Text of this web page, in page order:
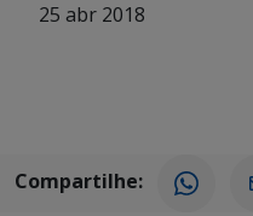
25 abr 2018
Compartilhe: